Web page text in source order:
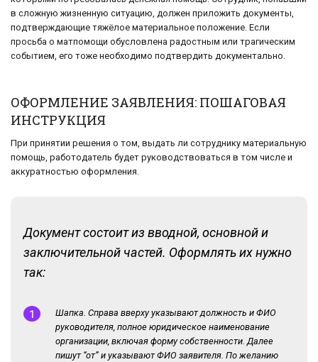
в сложную жизненную ситуацию, должен приложить документы,
подтверждающие тяжёлое материальное положение. Если
просьба о матпомощи обусловлена радостным или трагическим
событием, его тоже необходимо подтвердить документально.
ОФОРМЛЕНИЕ ЗАЯВЛЕНИЯ: ПОШАГОВАЯ
ИНСТРУКЦИЯ
При принятии решения о том, выдать ли сотруднику материальную
помощь, работодатель будет руководствоваться в том числе и
аккуратностью оформления.
Документ состоит из вводной, основной и
заключительной частей. Оформлять их нужно
так:
Шапка. Справа вверху указывают должность и ФИО
руководителя, полное юридическое наименование
организации, включая форму собственности. Далее
пишут “от” и указывают ФИО заявителя. По желанию